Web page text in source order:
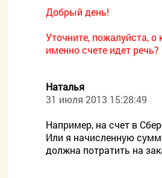
Добрый день!
Уточните, пожалуйста, о
именно счете идет речь?
Наталья
31 июля 2013 15:28:49
Например, на счет в
Или я начисленную
должна потратить на